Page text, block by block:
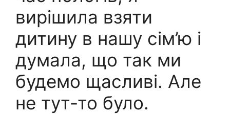
вирішила взяти
дитину в нашу сім’ю і
думала, що так ми
будемо щасливі. Але
не тут-то було.